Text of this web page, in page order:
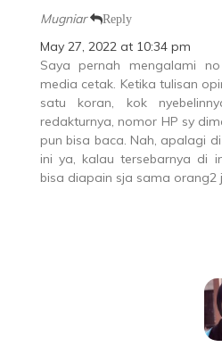
Mugniar Reply
May 27, 2022 at 10:34 pm
Saya pernah mengalami
media cetak. Ketika tulisan
satu koran, kok
redakturnya, nomor HP sy
pun bisa baca. Nah, apalagi
ini ya, kalau tersebarnya di
bisa diapain sja sama orang2